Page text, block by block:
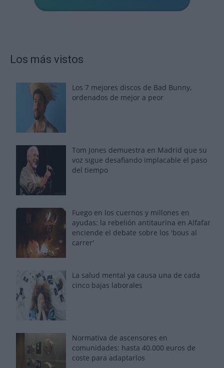
Los más vistos
Los 7 mejores discos de Bad Bunny,
ordenados de mejor a peor
Tom Jones demuestra en Madrid que su
voz sigue desafiando implacable el paso
del tiempo
Fuego en los cuernos y millones en
ayudas: la rebelión antitaurina en Alfafar
enciende el debate sobre los 'bous al
carrer'
La salud mental ya causa una de cada
cinco bajas laborales
Normativa de ascensores en
comunidades: hasta 40.000 euros de
coste para adaptarlos